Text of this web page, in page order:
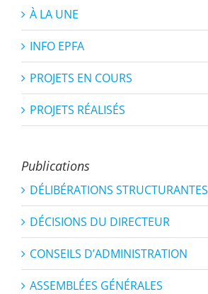
À LA UNE
INFO EPFA
PROJETS EN COURS
PROJETS RÉALISÉS
Publications
DÉLIBÉRATIONS STRUCTURANTES
DÉCISIONS DU DIRECTEUR
CONSEILS D’ADMINISTRATION
ASSEMBLÉES GÉNÉRALES